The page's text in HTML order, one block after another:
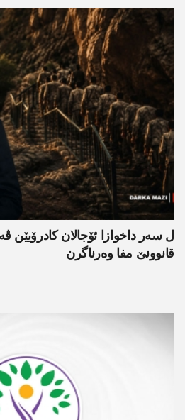
ل سەر داخوازا ئۆجالان کادرۆیێن
قانوونێ مفا وەرناگرن